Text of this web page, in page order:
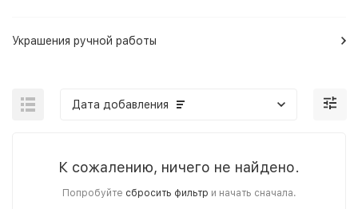
Украшения ручной работы
Дата добавления
К сожалению, ничего не найдено.
Попробуйте сбросить фильтр и начать сначала.